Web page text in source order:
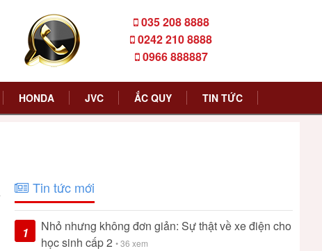
035 208 8888
0242 210 8888
0966 888887
HONDA JVC ẮC QUY TIN TỨC
Tin tức mới
1
Nhỏ nhưng không đơn giản: Sự thật về xe điện cho
học sinh cấp 2 • 36 xem